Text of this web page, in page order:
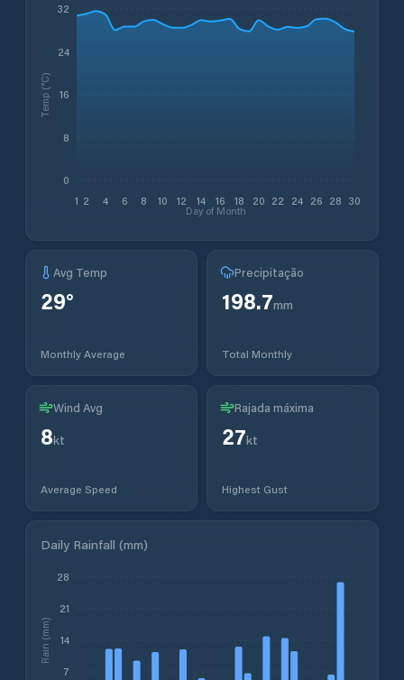
1 2 4 6 8 10 12 14 16 18 20 22 24 26 28 30
Day of Month
0
8
16
24
32
Temp (°C)
Avg Temp
29°
Monthly Average
Precipitação
198.7mm
Total Monthly
Wind Avg
8kt
Average Speed
Rajada máxima
27kt
Highest Gust
Daily Rainfall (mm)
7
14
21
28
Rain (mm)